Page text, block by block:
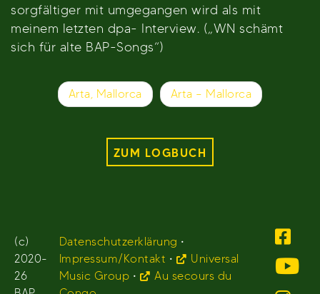
sorgfältiger mit umgegangen wird als mit
meinem letzten dpa- Interview. („WN schämt
sich für alte BAP-Songs“)
Beitragsnavigation
Arta, Mallorca Arta – Mallorca
ZUM LOGBUCH
(c)
2020-
26
Datenschutzerklärung •
Impressum/Kontakt •
Universal
Music Group •
Au secours du